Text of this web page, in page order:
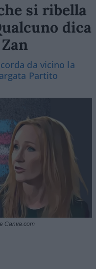
si ribella
dica
da vicino la
Partito
Canva.com